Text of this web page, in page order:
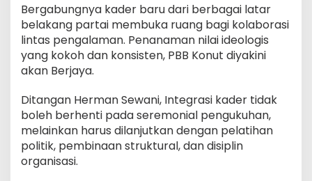
Bergabungnya kader baru dari berbagai latar
belakang partai membuka ruang bagi kolaborasi
lintas pengalaman. Penanaman nilai ideologis
yang kokoh dan konsisten, PBB Konut diyakini
akan Berjaya.
Ditangan Herman Sewani, Integrasi kader tidak
boleh berhenti pada seremonial pengukuhan,
melainkan harus dilanjutkan dengan pelatihan
politik, pembinaan struktural, dan disiplin
organisasi.